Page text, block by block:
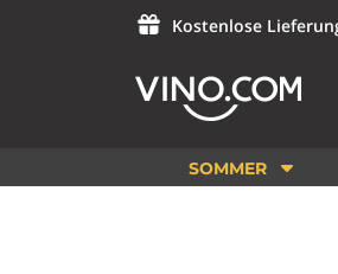
Kostenlose
SOMMER